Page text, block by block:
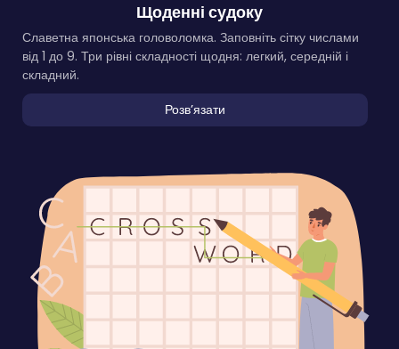
Щоденні судоку
Славетна японська головоломка. Заповніть сітку числами
від 1 до 9. Три рівні складності щодня: легкий, середній і
складний.
Розвʼязати